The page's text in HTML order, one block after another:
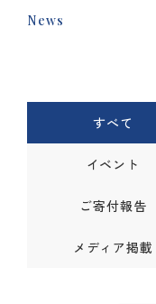
News
すべて
イベント
ご寄付報告
メディア掲載